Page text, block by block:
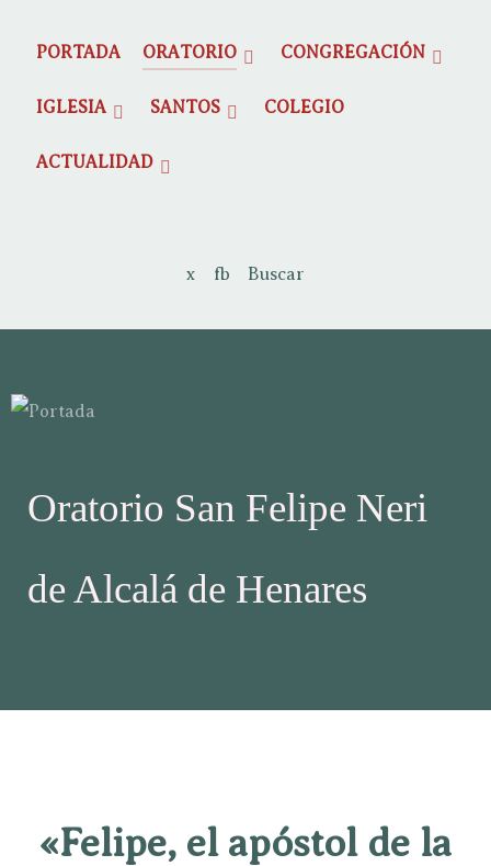
PORTADA ORATORIO CONGREGACIÓN
IGLESIA SANTOS COLEGIO
ACTUALIDAD
x fb Buscar
Oratorio San Felipe Neri
de Alcalá de Henares
«Felipe, el apóstol de la